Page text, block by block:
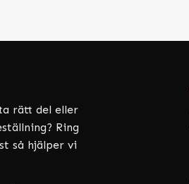
rätt del eller
Ring
så hjälper vi